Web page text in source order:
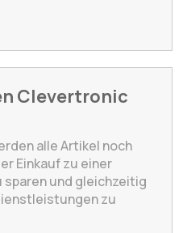
Clevertronic
alle Artikel noch
Einkauf zu einer
sparen und gleichzeitig
zu